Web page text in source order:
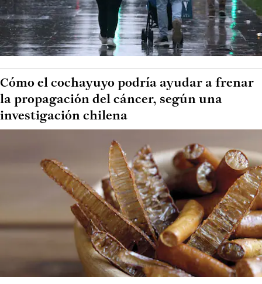
Cómo el cochayuyo podría ayudar a frenar
la propagación del cáncer, según una
investigación chilena